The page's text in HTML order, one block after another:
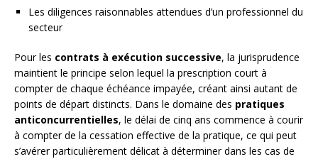
Les diligences raisonnables attendues d’un professionnel du
secteur
Pour les contrats à exécution successive, la jurisprudence
maintient le principe selon lequel la prescription court à
compter de chaque échéance impayée, créant ainsi autant de
points de départ distincts. Dans le domaine des pratiques
anticoncurrentielles, le délai de cinq ans commence à courir
à compter de la cessation effective de la pratique, ce qui peut
s’avérer particulièrement délicat à déterminer dans les cas de